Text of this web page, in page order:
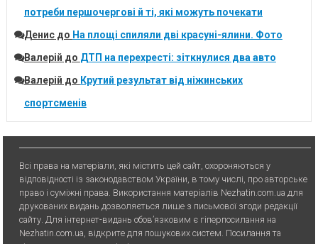
потреби першочергові й ті, які можуть почекати
Денисдо На площі спиляли дві красуні-ялини. Фото
Валерій до ДТП на перехресті: зіткнулися два авто
Валерій до Крутий результат від ніжинських
спортсменів
Всі права на матеріали, які містить цей сайт, охороняються у
відповідності із законодавством України, в тому числі, про авторське
право і суміжні права. Використання матерiалiв Nezhatin.com.ua для
друкованих видань дозволяється лише з письмової згоди редакції
сайту. Для iнтернет-видань обов’язковим є гiперпосилання на
Nezhatin.com.ua, відкрите для пошукових систем. Посилання та